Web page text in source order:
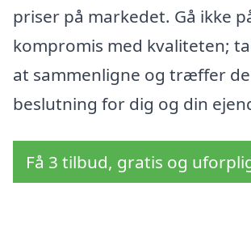
priser på markedet. Gå ikke
kompromis med kvaliteten;
at sammenligne og træffer
beslutning for dig og din
Få 3 tilbud, gratis og